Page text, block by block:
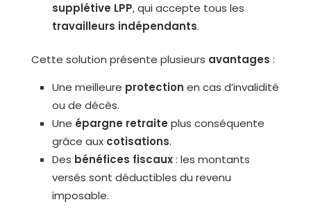
supplétive LPP, qui accepte tous les
travailleurs indépendants.
Cette solution présente plusieurs avantages :
Une meilleure protection en cas d’invalidité
ou de décès.
Une épargne retraite plus conséquente
grâce aux cotisations.
Des bénéfices fiscaux: les montants
versés sont déductibles du revenu
imposable.